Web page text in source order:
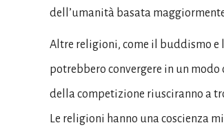
dell’umanità basata
Altre religioni, come il buddismo
potrebbero convergere in un
della competizione riusciranno a
Le religioni hanno una coscienza